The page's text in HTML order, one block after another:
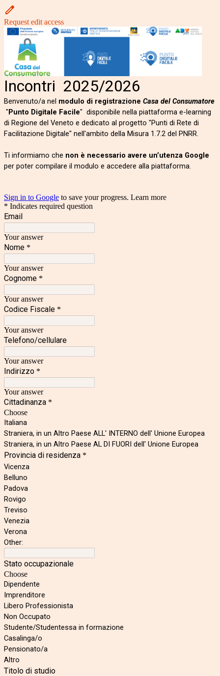
Request edit access
Incontri 2025/2026
Benvenuto/a nel modulo di registrazione Casa del Consumatore
"Punto Digitale Facile" disponibile nella piattaforma e-learning
di Regione del Veneto e dedicato al progetto "Punti di Rete di
Facilitazione Digitale" nell'ambito della Misura 1.7.2 del PNRR.
Ti informiamo che non è necessario avere un’utenza Google
per poter compilare il modulo e accedere alla piattaforma.
Sign in to Google to save your progress. Learn more
* Indicates required question
Email
Your answer
Nome *
Your answer
Cognome *
Your answer
Codice Fiscale *
Your answer
Telefono/cellulare
Your answer
Indirizzo *
Your answer
Cittadinanza *
Choose
Italiana
Straniera, in un Altro Paese ALL' INTERNO dell' Unione Europea
Straniera, in un Altro Paese AL DI FUORI dell' Unione Europea
Provincia di residenza *
Vicenza
Belluno
Padova
Rovigo
Treviso
Venezia
Verona
Other:
Stato occupazionale
Choose
Dipendente
Imprenditore
Libero Professionista
Non Occupato
Studente/Studentessa in formazione
Casalinga/o
Pensionato/a
Altro
Titolo di studio